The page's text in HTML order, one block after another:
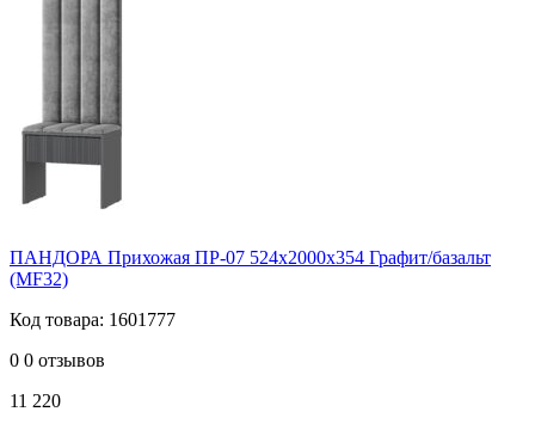
ПАНДОРА Прихожая ПР-07 524х2000х354 Графит/базальт
(MF32)
Код товара: 1601777
0 0 отзывов
11 220